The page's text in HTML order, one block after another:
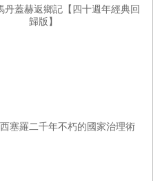
調整。例如，你可以問：「我們能
？根據我們的觀察，可以怎麼解
層次的暫時性解讀，而不是單純
有什麼呢？」鼓勵學生提出其他
看到了什麼，讓你這麼說？」來
出論據。漸漸地，學生會思考過
據的看法。
丹蓋赫返鄉記【四十週年經典回
歸版】
塞羅二千年不朽的國家治理術